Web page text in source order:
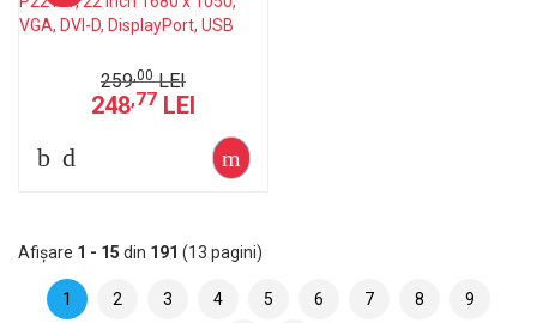
259,00LEI
248,77 LEI
Afişare 1 - 15 din 191 (13 pagini)
1 2 3 4 5 6 7 8 9